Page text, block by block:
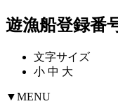
遊漁船登録番
文字サイズ
小 中 大
▼MENU